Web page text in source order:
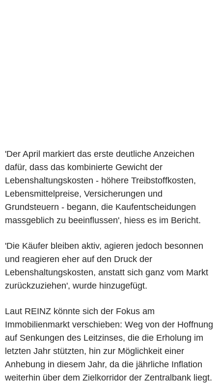
'Der April markiert das erste deutliche Anzeichen
dafür, dass das kombinierte Gewicht der
Lebenshaltungskosten - höhere Treibstoffkosten,
Lebensmittelpreise, Versicherungen und
Grundsteuern - begann, die Kaufentscheidungen
massgeblich zu beeinflussen', hiess es im Bericht.
'Die Käufer bleiben aktiv, agieren jedoch besonnen
und reagieren eher auf den Druck der
Lebenshaltungskosten, anstatt sich ganz vom Markt
zurückzuziehen', wurde hinzugefügt.
Laut REINZ könnte sich der Fokus am
Immobilienmarkt verschieben: Weg von der Hoffnung
auf Senkungen des Leitzinses, die die Erholung im
letzten Jahr stützten, hin zur Möglichkeit einer
Anhebung in diesem Jahr, da die jährliche Inflation
weiterhin über dem Zielkorridor der Zentralbank liegt.